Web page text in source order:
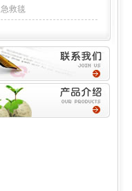
急救毯